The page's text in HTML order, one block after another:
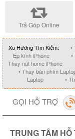
Trả Góp Online
Xu Hướng Tìm Kiếm: •
Ép kính iPhone
Thay nút home iPhone
• Thay bàn phím
Laptop
•
GỌI HỖ TRỢ
TRUNG TÂM